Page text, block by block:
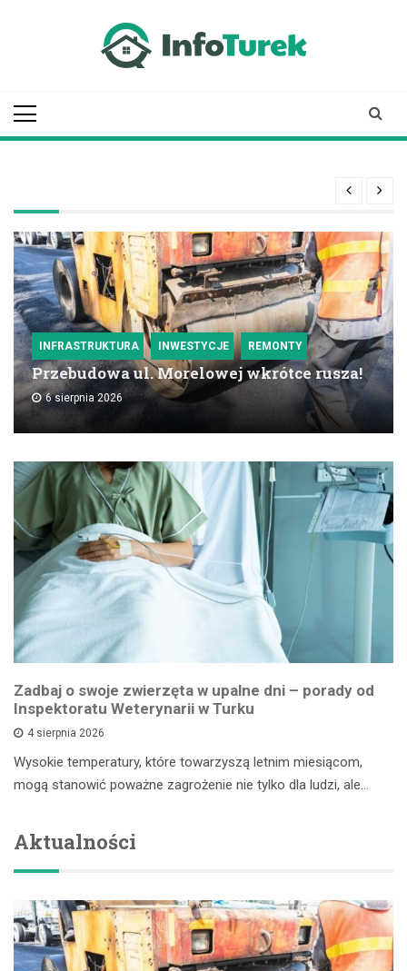
INFRASTRUKTURA INWESTYCJE REMONTY
Przebudowa ul. Morelowej wkrótce rusza!
6 sierpnia 2026
Zadbaj o swoje zwierzęta w upalne dni – porady od
Inspektoratu Weterynarii w Turku
4 sierpnia 2026
Wysokie temperatury, które towarzyszą letnim miesiącom,
mogą stanowić poważne zagrożenie nie tylko dla ludzi, ale…
Aktualności